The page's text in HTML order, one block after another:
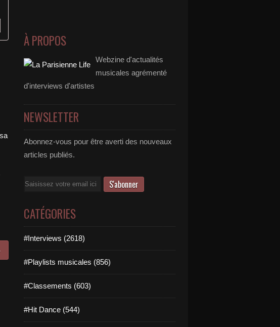
À PROPOS
Webzine d'actualités
musicales agrémenté
d'interviews d'artistes
NEWSLETTER
Abonnez-vous pour être averti des nouveaux
articles publiés.
Email
CATÉGORIES
#Interviews (2618)
#Playlists musicales (856)
#Classements (603)
#Hit Dance (544)